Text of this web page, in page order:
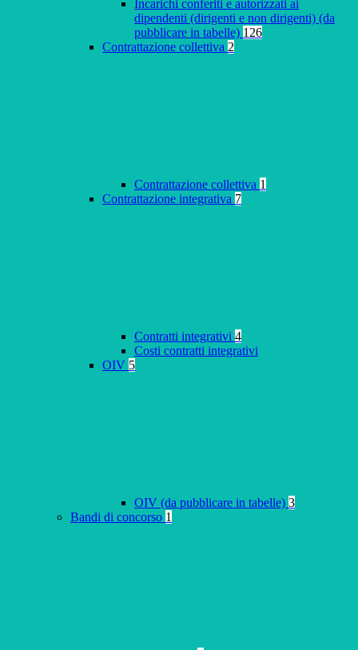
Incarichi conferiti e autorizzati ai
dipendenti (dirigenti e non dirigenti) (da
pubblicare in tabelle) 126
Contrattazione collettiva 2
Contrattazione collettiva 1
Contrattazione integrativa 7
Contratti integrativi 4
Costi contratti integrativi
OIV 5
OIV (da pubblicare in tabelle) 3
Bandi di concorso 1